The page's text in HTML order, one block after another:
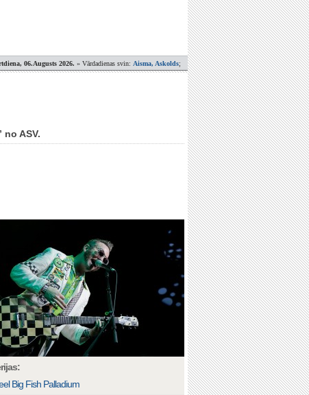
06.Augusts 2026. » Vārdadienas svin: Aisma, Askolds;
ASV.
Big Fish Palladium